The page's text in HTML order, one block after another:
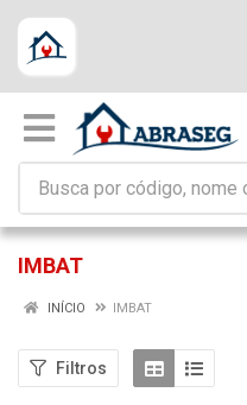
IMBAT
INÍCIO IMBAT
Filtros